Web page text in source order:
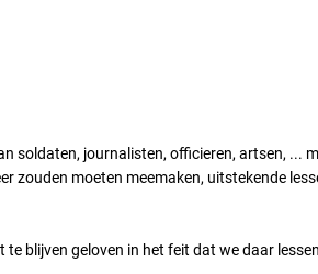
soldaten, journalisten, officieren, artsen, ...
zouden moeten meemaken, uitstekende
blijven geloven in het feit dat we daar